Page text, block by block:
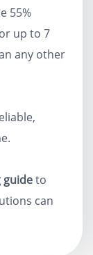
55%
up to 7
any other
guideto
can